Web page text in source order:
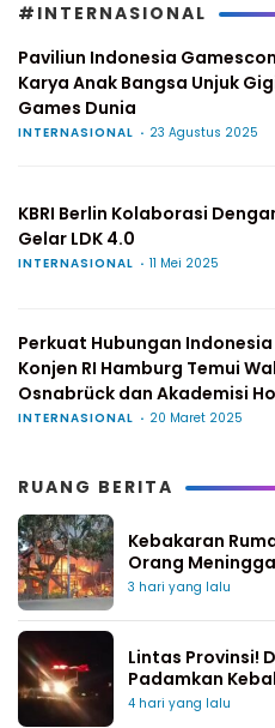
#INTERNASIONAL
Paviliun Indonesia
Karya Anak Bangsa Unjuk
Games Dunia
INTERNASIONAL 23 Agustus 2025
KBRI Berlin Kolaborasi
Gelar LDK 4.0
INTERNASIONAL 11 Mei 2025
Perkuat Hubungan
Konjen RI Hamburg Temui
Osnabrück dan Akademisi
Osnabrück
INTERNASIONAL 20 Maret 2025
RUANG BERITA
Kebakaran
Orang
3 hari yang lalu
Lintas Provinsi!
Padamkan
4 hari yang lalu